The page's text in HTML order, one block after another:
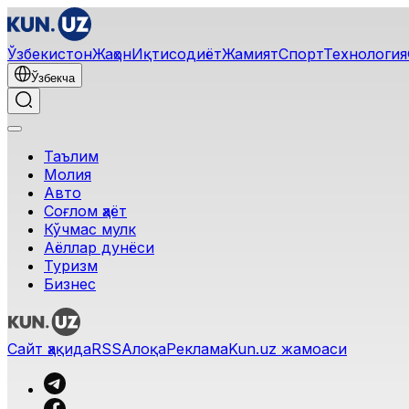
ЎзбекистонЖаҳонИқтисодиётЖамиятСпортТехнология
Ўзбекча
Таълим
Молия
Авто
Соғлом ҳаёт
Кўчмас мулк
Аёллар дунёси
Туризм
Бизнес
Ўзбекча
Реклама